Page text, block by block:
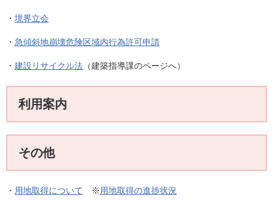
・ 境界立会
・ 急傾斜地崩壊危険区域内行為許可申請
・ 建設リサイクル法 （建築指導課のページへ）
利用案内
その他
・ 用地取得について ※ 用地取得の進捗状況